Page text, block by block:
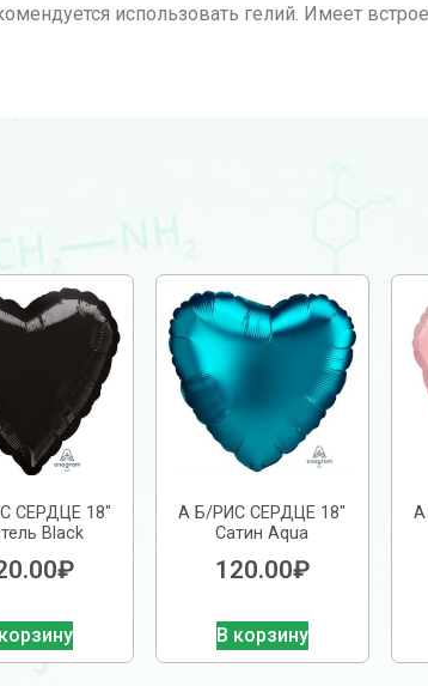
использовать гелий. Имеет
СЕРДЦЕ 18″
Black
₽
А Б/РИС СЕРДЦЕ 18″
Сатин Aqua
120.00₽
В корзину
А